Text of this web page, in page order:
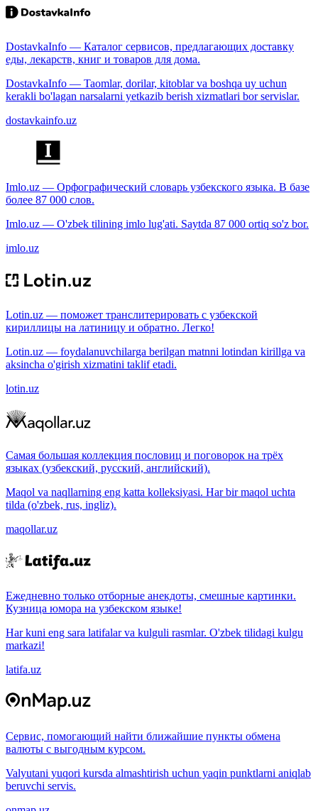
DostavkaInfo — Каталог сервисов, предлагающих доставку
еды, лекарств, книг и товаров для дома.
DostavkaInfo — Taomlar, dorilar, kitoblar va boshqa uy uchun
kerakli bo'lagan narsalarni yetkazib berish xizmatlari bor servislar.
dostavkainfo.uz
Imlo.uz — Орфографический словарь узбекского языка. В базе
более 87 000 слов.
Imlo.uz — O'zbek tilining imlo lug'ati. Saytda 87 000 ortiq so'z bor.
imlo.uz
Lotin.uz — поможет транслитерировать с узбекской
кириллицы на латиницу и обратно. Легко!
Lotin.uz — foydalanuvchilarga berilgan matnni lotindan kirillga va
aksincha o'girish xizmatini taklif etadi.
lotin.uz
Самая большая коллекция пословиц и поговорок на трёх
языках (узбекский, русский, английский).
Maqol va naqllarning eng katta kolleksiyasi. Har bir maqol uchta
tilda (o'zbek, rus, ingliz).
maqollar.uz
Ежедневно только отборные анекдоты, смешные картинки.
Кузница юмора на узбекском языке!
Har kuni eng sara latifalar va kulguli rasmlar. O'zbek tilidagi kulgu
markazi!
latifa.uz
Сервис, помогающий найти ближайшие пункты обмена
валюты с выгодным курсом.
Valyutani yuqori kursda almashtirish uchun yaqin punktlarni aniqlab
beruvchi servis.